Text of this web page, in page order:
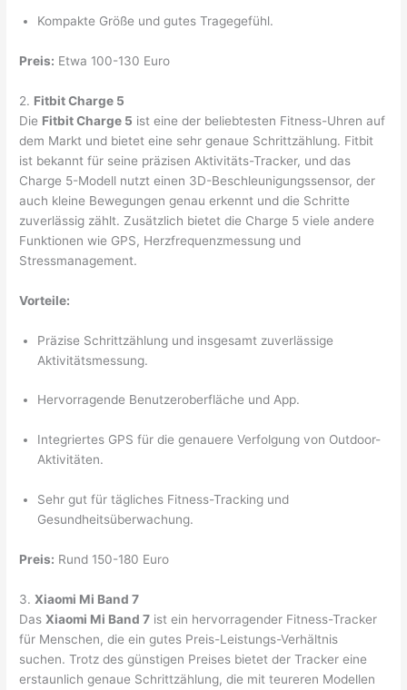
Kompakte Größe und gutes Tragegefühl.
Preis: Etwa 100-130 Euro
2. Fitbit Charge 5
Die Fitbit Charge 5 ist eine der beliebtesten Fitness-Uhren auf
dem Markt und bietet eine sehr genaue Schrittzählung. Fitbit
ist bekannt für seine präzisen Aktivitäts-Tracker, und das
Charge 5-Modell nutzt einen 3D-Beschleunigungssensor, der
auch kleine Bewegungen genau erkennt und die Schritte
zuverlässig zählt. Zusätzlich bietet die Charge 5 viele andere
Funktionen wie GPS, Herzfrequenzmessung und
Stressmanagement.
Vorteile:
Präzise Schrittzählung und insgesamt zuverlässige
Aktivitätsmessung.
Hervorragende Benutzeroberfläche und App.
Integriertes GPS für die genauere Verfolgung von Outdoor-
Aktivitäten.
Sehr gut für tägliches Fitness-Tracking und
Gesundheitsüberwachung.
Preis: Rund 150-180 Euro
3.Xiaomi Mi Band 7
DasXiaomi Mi Band 7 ist ein hervorragender Fitness-Tracker
für Menschen, die ein gutes Preis-Leistungs-Verhältnis
suchen. Trotz des günstigen Preises bietet der Tracker eine
erstaunlich genaue Schrittzählung, die mit teureren Modellen